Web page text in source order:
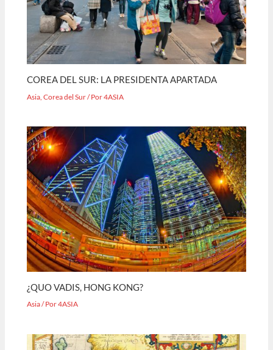
COREA DEL SUR: LA PRESIDENTA APARTADA
Asia ,Corea del Sur/ Por4ASIA
¿QUO VADIS, HONG KONG?
Asia/ Por4ASIA